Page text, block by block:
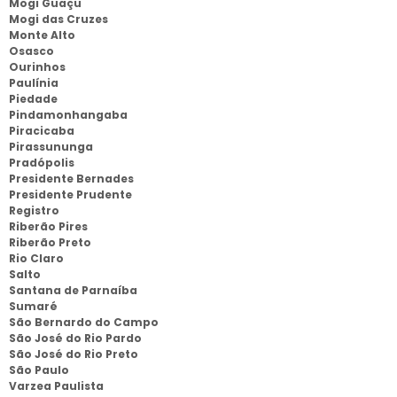
Mogi Guaçu
Mogi das Cruzes
Monte Alto
Osasco
Ourinhos
Paulínia
Piedade
Pindamonhangaba
Piracicaba
Pirassununga
Pradópolis
Presidente Bernades
Presidente Prudente
Registro
Riberão Pires
Riberão Preto
Rio Claro
Salto
Santana de Parnaíba
Sumaré
São Bernardo do Campo
São José do Rio Pardo
São José do Rio Preto
São Paulo
Varzea Paulista